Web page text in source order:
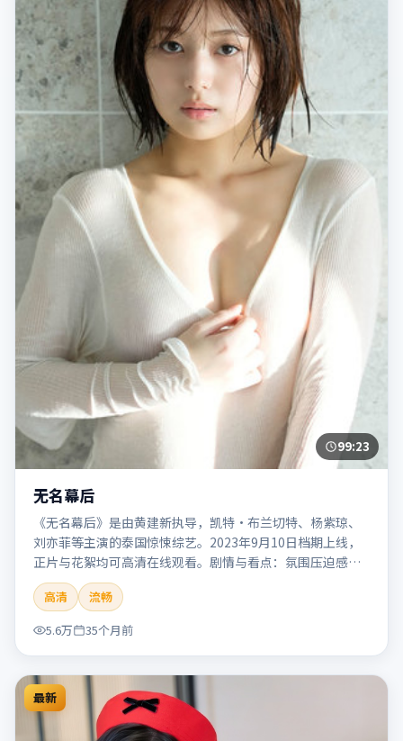
99:23
无名幕后
《无名幕后》是由黄建新执导，凯特·布兰切特、杨紫琼、
刘亦菲等主演的泰国惊悚综艺。2023年9月10日档期上线，
正片与花絮均可高清在线观看。剧情与看点：氛围压迫感
强，节奏紧张，适合追求刺激观影体验的观众。本片适合检
索「无名幕后」「黄建新」「惊悚」「泰国」「2023」
「2023-09-10上映」等关键词的影迷阅读简介与主创信息。
高清
流畅
5.6万
35个月前
最新